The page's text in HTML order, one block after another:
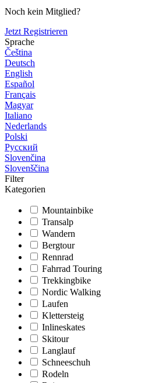
Noch kein Mitglied?
Jetzt Registrieren
Sprache
Čeština
Deutsch
English
Español
Français
Magyar
Italiano
Nederlands
Polski
Русский
Slovenčina
Slovenščina
Filter
Kategorien
Mountainbike
Transalp
Wandern
Bergtour
Rennrad
Fahrrad Touring
Trekkingbike
Nordic Walking
Laufen
Klettersteig
Inlineskates
Skitour
Langlauf
Schneeschuh
Rodeln